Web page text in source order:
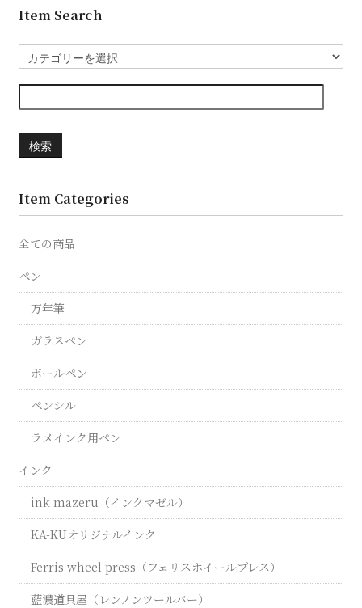
Item Search
検索
Item Categories
全ての商品
ペン
万年筆
ガラスペン
ボールペン
ペンシル
ラメインク用ペン
インク
ink mazeru（インクマゼル）
KA-KUオリジナルインク
Ferris wheel press（フェリスホイールプレス）
藍濃道具屋（レンノンツールバー）